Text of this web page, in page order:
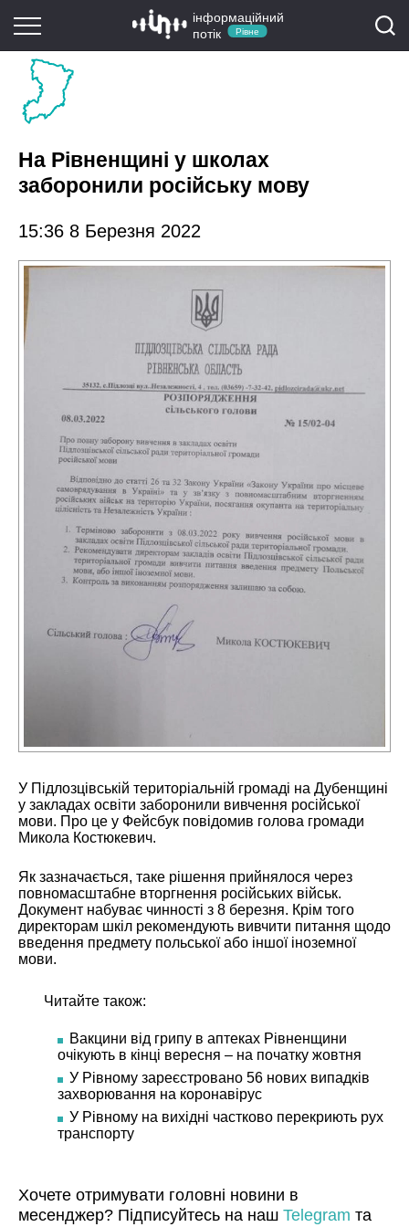
інформаційний
потік
Рівне
На Рівненщині у школах
заборонили російську мову
15:36 8 Березня 2022
У Підлозцівській територіальній громаді на Дубенщині
у закладах освіти заборонили вивчення російської
мови. Про це у Фейсбук повідомив голова громади
Микола Костюкевич.
Як зазначається, таке рішення прийнялося через
повномасштабне вторгнення російських військ.
Документ набуває чинності з 8 березня. Крім того
директорам шкіл рекомендують вивчити питання щодо
введення предмету польської або іншої іноземної
мови.
Читайте також:
Вакцини від грипу в аптеках Рівненщини
очікують в кінці вересня – на початку жовтня
У Рівному зареєстровано 56 нових випадків
захворювання на коронавірус
У Рівному на вихідні частково перекриють рух
транспорту
Хочете отримувати головні новини в
месенджер? Підписуйтесь на наш Telegram та